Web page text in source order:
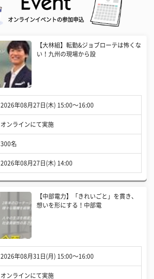
オンラインイベントの参加申込
【大林組】転勤&ジョブローテは怖くな
い！九州の現場から設
2026年08月27日(木) 15:00〜16:00
オンラインにて実施
300名
2026年08月27日(木) 14:00
【中部電力】「きれいごと」を貫き、
想いを形にする！中部電
2026年08月31日(月) 15:00〜16:00
オンラインにて実施